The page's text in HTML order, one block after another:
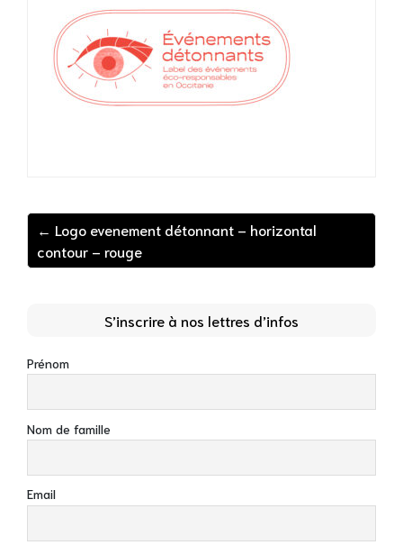
← Logo evenement détonnant – horizontal
contour – rouge
S’inscrire à nos lettres d’infos
Prénom
Nom de famille
Email